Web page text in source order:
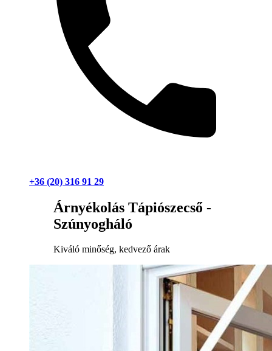
+36 (20) 316 91 29
Árnyékolás Tápiószecső -
Szúnyogháló
Kiváló minőség, kedvező árak